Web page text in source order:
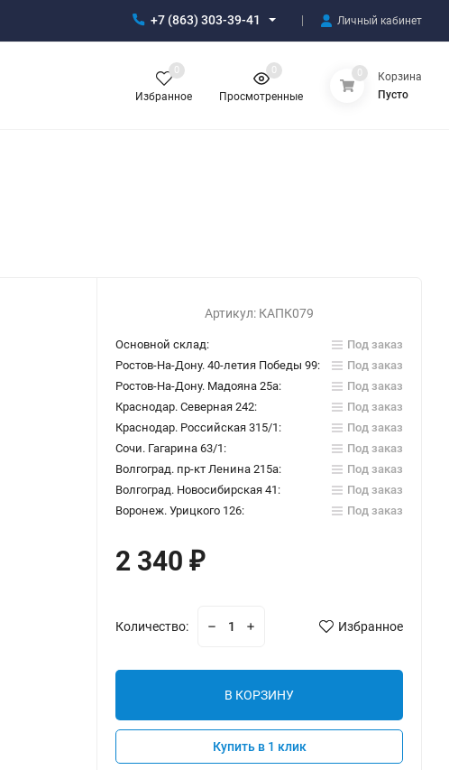
+7 (863) 303-39-41 Личный кабинет
Избранное
0
Просмотренные
0 0
Корзина
Пусто
Артикул: КАПК079
Основной склад:
Под заказ
Ростов-На-Дону. 40-летия Победы 99:
Под заказ
Ростов-На-Дону. Мадояна 25а:
Под заказ
Краснодар. Северная 242:
Под заказ
Краснодар. Российская 315/1:
Под заказ
Сочи. Гагарина 63/1:
Под заказ
Волгоград. пр-кт Ленина 215а:
Под заказ
Волгоград. Новосибирская 41:
Под заказ
Воронеж. Урицкого 126:
Под заказ
2 340₽
Количество: Избранное
В КОРЗИНУ
Купить в 1 клик